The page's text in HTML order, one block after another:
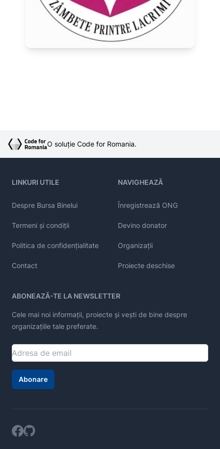
O soluție Code for Romania.
LINKURI UTILE
Despre Bursa Binelui
Termeni și condiții
Politica de confidențialitate
Contact
NAVIGHEAZĂ
Înregistrează ONG
Devino donator
Organizații
Proiecte deschise
ABONEAZĂ-TE LA NEWSLETTER
Cele mai noi informații, proiecte și vești de bine despre
organizațiile tale preferate.
Abonare